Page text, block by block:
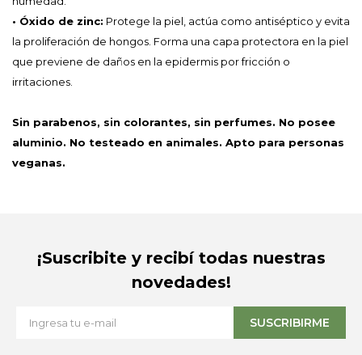
• Óxido de zinc: Protege la piel, actúa como antiséptico y evita
la proliferación de hongos. Forma una capa protectora en la piel
que previene de daños en la epidermis por fricción o
irritaciones.
Sin parabenos, sin colorantes, sin perfumes. No posee
aluminio. No testeado en animales. Apto para personas
veganas.
¡Suscribite y recibí todas nuestras
novedades!
SUSCRIBIRME